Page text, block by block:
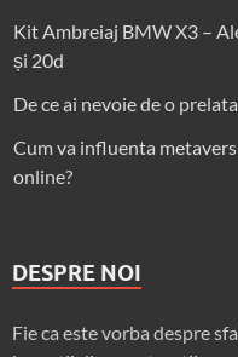
Kit Ambreiaj BMW X3 –
și 20d
De ce ai nevoie de o
Cum va influenta
online?
DESPRE NOI
Fie ca este vorba despre